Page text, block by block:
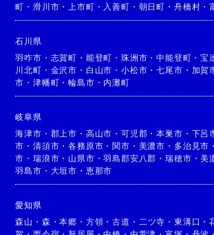
町 ・滑川市 ・ 上市町 ・ 入善町 ・ 朝日町 ・ 舟橋村 ・
石川県
羽咋市 ・ 志賀町 ・ 能登町 ・珠洲市 ・中能登町 ・宝
川北町 ・ 金沢市 ・ 白山市 ・小松市 ・七尾市 ・ 加賀
市 ・津幡町 ・輪島市 ・ 内灘町
岐阜県
海津市 ・ 郡上市 ・ 高山市 ・可児郡 ・本巣市 ・ 下呂
市 ・清須市 ・各務原市 ・関市 ・ 美濃市 ・ 多治見市 ・
市 ・瑞浪市 ・ 山県市 ・羽島郡安八郡 ・瑞穂市 ・美
羽島市 ・ 大垣市 ・ 恵那市
愛知県
森山 ・ 森 ・本郷 ・ 方領 ・古道 ・ 二ツ寺 ・ 東溝口 ・